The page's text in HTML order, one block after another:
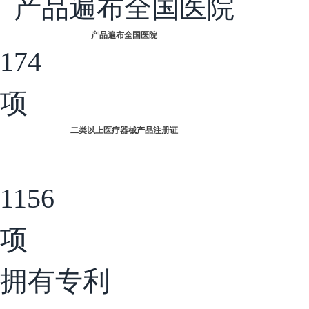
产品遍布全国医院
产品遍布全国医院
174
项
二类以上医疗器械产品注册证
1156
项
拥有专利